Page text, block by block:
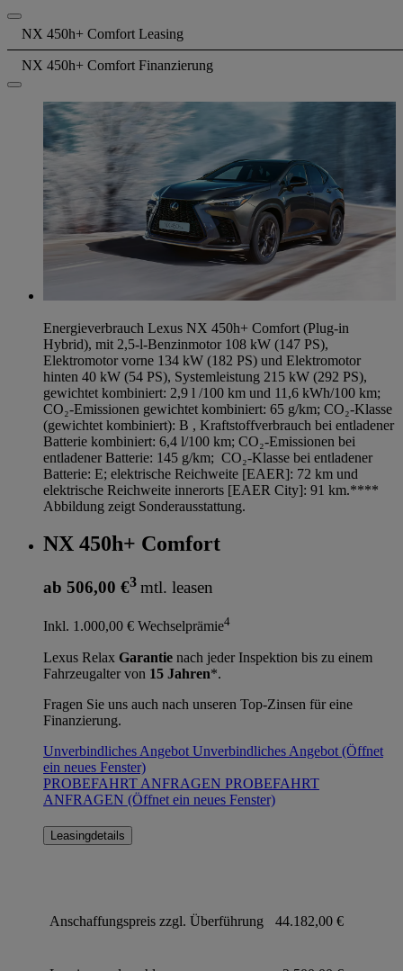
NX 450h+ Comfort Leasing
NX 450h+ Comfort Finanzierung
Energieverbrauch Lexus NX 450h+ Comfort (Plug-in
Hybrid), mit 2,5-l-Benzinmotor 108 kW (147 PS),
Elektromotor vorne 134 kW (182 PS) und Elektromotor
hinten 40 kW (54 PS), Systemleistung 215 kW (292 PS),
gewichtet kombiniert: 2,9 l /100 km und 11,6 kWh/100 km;
CO₂-Emissionen gewichtet kombiniert: 65 g/km; CO₂-Klasse
(gewichtet kombiniert): B , Kraftstoffverbrauch bei entladener
Batterie kombiniert: 6,4 l/100 km; CO₂-Emissionen bei
entladener Batterie: 145 g/km; CO₂-Klasse bei entladener
Batterie: E; elektrische Reichweite [EAER]: 72 km und
elektrische Reichweite innerorts [EAER City]: 91 km.****
Abbildung zeigt Sonderausstattung.
NX 450h+ Comfort
ab 506,00 €3 mtl. leasen
Inkl. 1.000,00 € Wechselprämie4
Lexus Relax Garantie nach jeder Inspektion bis zu einem
Fahrzeugalter von 15 Jahren*.
Fragen Sie uns auch nach unseren Top-Zinsen für eine
Finanzierung.
Unverbindliches Angebot Unverbindliches Angebot (Öffnet
ein neues Fenster)
PROBEFAHRT ANFRAGEN PROBEFAHRT
ANFRAGEN (Öffnet ein neues Fenster)
Leasingdetails
Anschaffungspreis zzgl. Überführung 44.182,00 €